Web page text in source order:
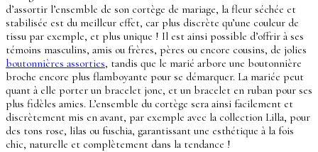
d’assortir l’ensemble de son cortège de mariage, la fleur séchée et
stabilisée est du meilleur effet, car plus discrète qu’une couleur de
tissu par exemple, et plus unique ! Il est ainsi possible d’offrir à ses
témoins masculins, amis ou frères, pères ou encore cousins, de jolies
boutonnières assorties, tandis que le marié arbore une boutonnière
broche encore plus flamboyante pour se démarquer. La mariée peut
quant à elle porter un bracelet jonc, et un bracelet en ruban pour ses
plus fidèles amies. L’ensemble du cortège sera ainsi facilement et
discrètement mis en avant, par exemple avec la collection Lilla, pour
des tons rose, lilas ou fuschia, garantissant une esthétique à la fois
chic, naturelle et complètement dans la tendance !